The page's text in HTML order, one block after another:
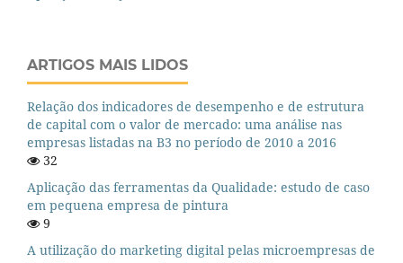
ARTIGOS MAIS LIDOS
Relação dos indicadores de desempenho e de estrutura
de capital com o valor de mercado: uma análise nas
empresas listadas na B3 no período de 2010 a 2016
32
Aplicação das ferramentas da Qualidade: estudo de caso
em pequena empresa de pintura
9
A utilização do marketing digital pelas microempresas de